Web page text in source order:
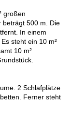
großen
beträgt 500 m. Die
In einem
steht ein 10 m²
10 m²
2 Schlafplätze
Ferner steht